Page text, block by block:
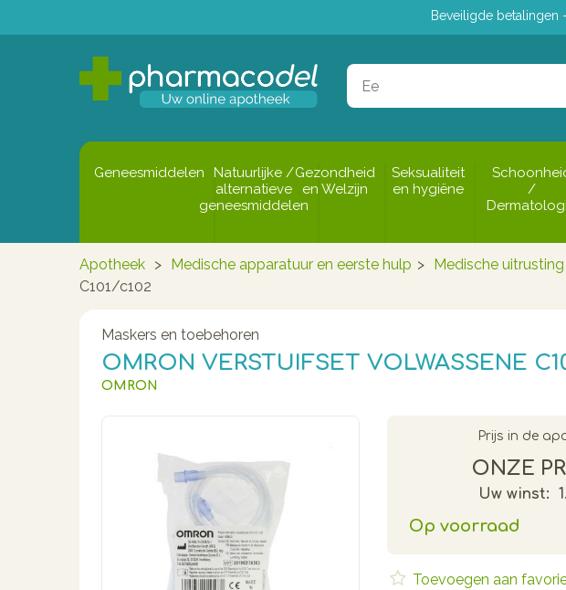
Beveiligde betalingen
Geneesmiddelen
Natuurlijke /
alternatieve
geneesmiddelen
Gezondheid
en Welzijn
Seksualiteit
en hygiëne
/
Apotheek > Medische apparatuur en eerste hulp > Medische uitrusting
C101/c102
Maskers en toebehoren
OMRON VERSTUIFSET VOLWASSENE
OMRON
Prijs in de
ONZE
Uw winst:
Op voorraad
Toevoegen aan